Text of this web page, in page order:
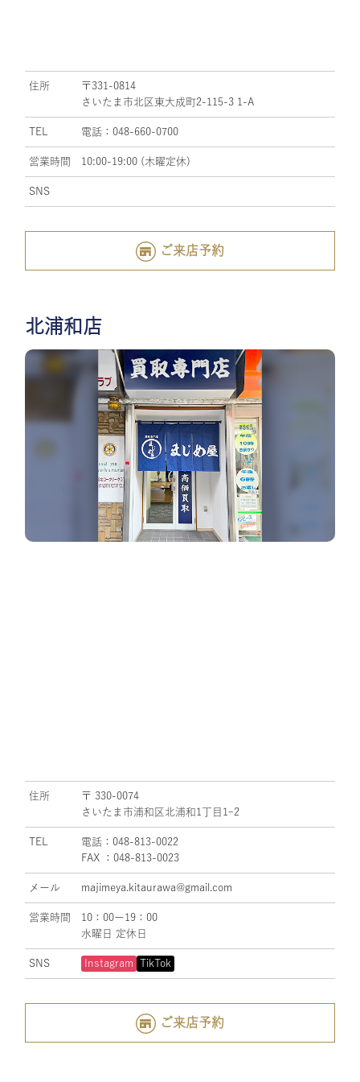
住所
〒331-0814
さいたま市北区東大成町2-115-3 1-A
TEL 電話：048-660-0700
営業時間 10:00-19:00 (木曜定休)
SNS
ご来店予約
北浦和店
住所
〒 330-0074
さいたま市浦和区北浦和1丁目1ｰ2
TEL
電話：048-813-0022
FAX ：048-813-0023
メール majimeya.kitaurawa@gmail.com
営業時間
10：00ー19：00
水曜日 定休日
SNS Instagram TikTok
ご来店予約